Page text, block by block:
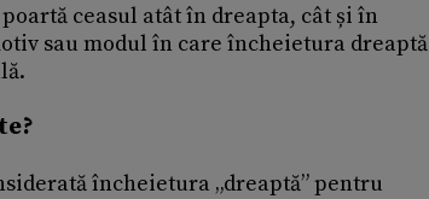
ceasul atât în ​​dreapta, cât și în
sau modul în care încheietura dreaptă
încheietura „dreaptă” pentru